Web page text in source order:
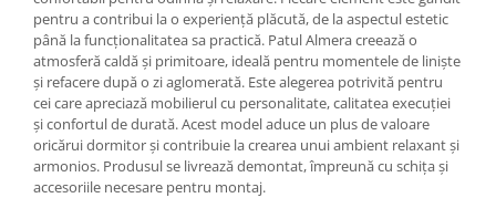
pentru a contribui la o experiență plăcută, de la aspectul estetic
până la funcționalitatea sa practică. Patul Almera creează o
atmosferă caldă și primitoare, ideală pentru momentele de liniște
și refacere după o zi aglomerată. Este alegerea potrivită pentru
cei care apreciază mobilierul cu personalitate, calitatea execuției
și confortul de durată. Acest model aduce un plus de valoare
oricărui dormitor și contribuie la crearea unui ambient relaxant și
armonios. Produsul se livrează demontat, împreună cu schița și
accesoriile necesare pentru montaj.